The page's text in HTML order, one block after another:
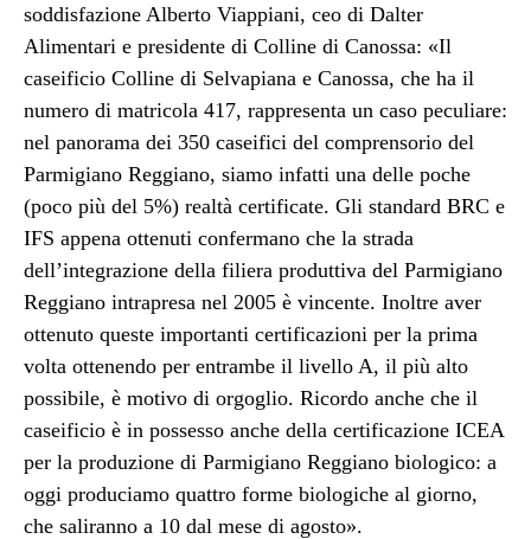
soddisfazione Alberto Viappiani, ceo di Dalter
Alimentari e presidente di Colline di Canossa: «Il
caseificio Colline di Selvapiana e Canossa, che ha il
numero di matricola 417, rappresenta un caso peculiare:
nel panorama dei 350 caseifici del comprensorio del
Parmigiano Reggiano, siamo infatti una delle poche
(poco più del 5%) realtà certificate. Gli standard BRC e
IFS appena ottenuti confermano che la strada
dell’integrazione della filiera produttiva del Parmigiano
Reggiano intrapresa nel 2005 è vincente. Inoltre aver
ottenuto queste importanti certificazioni per la prima
volta ottenendo per entrambe il livello A, il più alto
possibile, è motivo di orgoglio. Ricordo anche che il
caseificio è in possesso anche della certificazione ICEA
per la produzione di Parmigiano Reggiano biologico: a
oggi produciamo quattro forme biologiche al giorno,
che saliranno a 10 dal mese di agosto».